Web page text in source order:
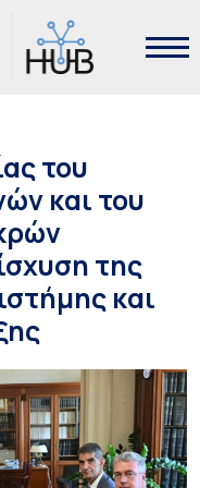
του
και του
της
και